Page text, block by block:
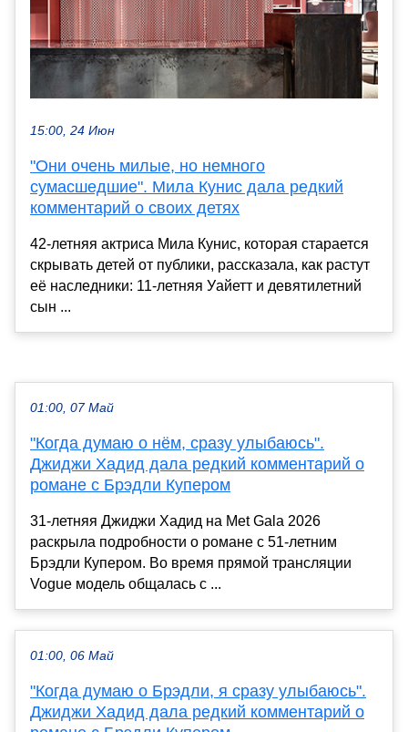
15:00, 24 Июн
"Они очень милые, но немного
сумасшедшие". Мила Кунис дала редкий
комментарий о своих детях
42-летняя актриса Мила Кунис, которая старается
скрывать детей от публики, рассказала, как растут
её наследники: 11-летняя Уайетт и девятилетний
сын ...
01:00, 07 Май
"Когда думаю о нём, сразу улыбаюсь".
Джиджи Хадид дала редкий комментарий о
романе с Брэдли Купером
31-летняя Джиджи Хадид на Met Gala 2026
раскрыла подробности о романе с 51-летним
Брэдли Купером. Во время прямой трансляции
Vogue модель общалась с ...
01:00, 06 Май
"Когда думаю о Брэдли, я сразу улыбаюсь".
Джиджи Хадид дала редкий комментарий о